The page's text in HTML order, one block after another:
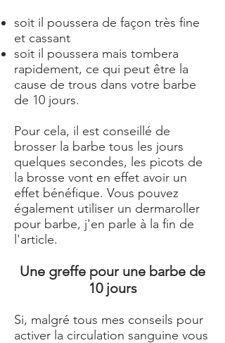
soit il poussera de façon très fine
et cassant
soit il poussera mais tombera
rapidement, ce qui peut être la
cause de trous dans votre barbe
de 10 jours.
Pour cela, il est conseillé de
brosser la barbe tous les jours
quelques secondes, les picots de
la brosse vont en effet avoir un
effet bénéfique. Vous pouvez
également utiliser un dermaroller
pour barbe, j'en parle à la fin de
l'article.
Une greffe pour une barbe de
10 jours
Si, malgré tous mes conseils pour
activer la circulation sanguine vous